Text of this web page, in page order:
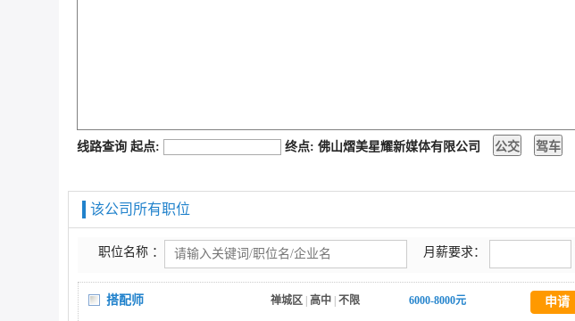
线路查询 起点: 终点: 佛山熠美星耀新媒体有限公司
该公司所有职位
职位名称 ： 月薪要求：
搭配师 禅城区 高中 不限 6000-8000元 申请